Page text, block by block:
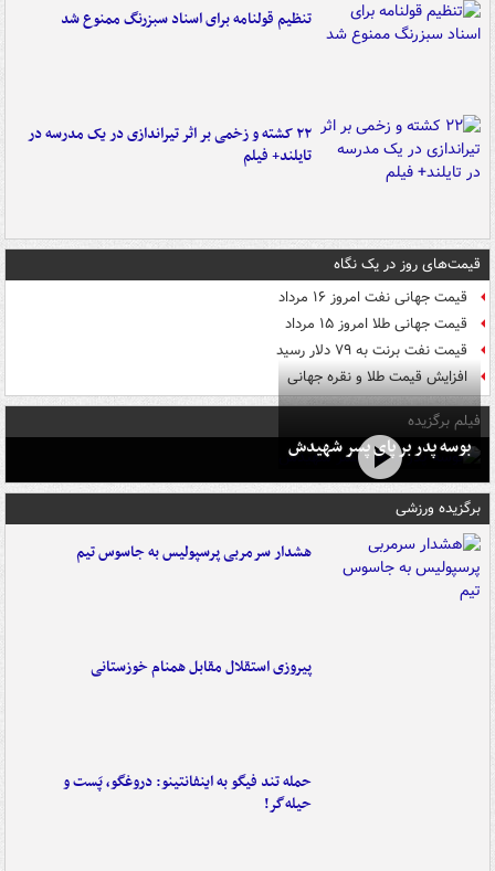
تنظیم قولنامه برای اسناد سبزرنگ ممنوع شد
۲۲ کشته و زخمی بر اثر تیراندازی در یک مدرسه در
تایلند+ فیلم
قیمت‌های روز در یک نگاه
قیمت جهانی نفت امروز ۱۶ مرداد
قیمت جهانی طلا امروز ۱۵ مرداد
قیمت نفت برنت به ۷۹ دلار رسید
افزایش قیمت طلا و نقره جهانی
فیلم برگزیده
بوسه‌ پدر بر پای پسر شهیدش
برگزیده ورزشی
هشدار سرمربی پرسپولیس به جاسوس تیم
پیروزی استقلال مقابل همنام خوزستانی
حمله تند فیگو به اینفانتینو: دروغگو، پَست‌ و
حیله‌گر!